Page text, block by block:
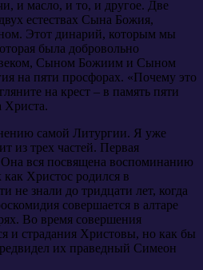
и масло, и то, и другое. Две
естествах Сына Божия,
Этот динарий, которым мы
была добровольно
Сыном Божиим и Сыном
на пяти просфорах. «Почему это
на крест – в память пяти
Христа.
самой Литургии. Я уже
из трех частей. Первая
Она вся посвящена воспоминанию
Христос родился в
не знали до тридцати лет, когда
совершается в алтаре
Во время совершения
и страдания Христовы, но как бы
их праведный Симеон